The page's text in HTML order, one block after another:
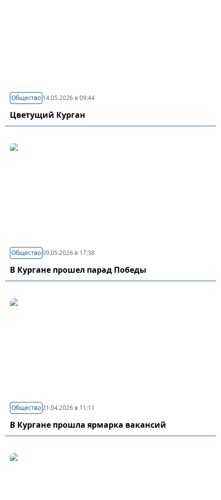
Общество 14.05.2026 в 09:44
Цветущий Курган
Общество09.05.2026 в 17:38
В Кургане прошел парад Победы
Общество21.04.2026 в 11:11
В Кургане прошла ярмарка вакансий